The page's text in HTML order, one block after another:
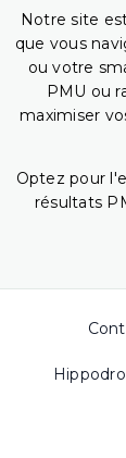
Notre site
que vous
ou votre
PMU ou
maximiser
Optez pour
résultats